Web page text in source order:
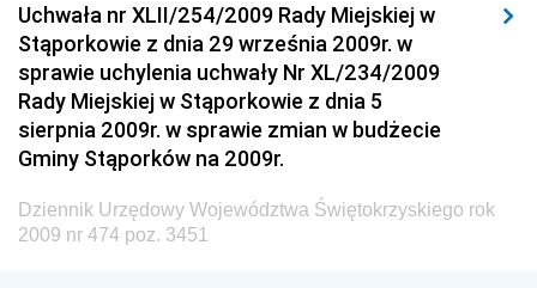
Środowiska
Dziennik Urzędowy Ministerstwa Administracji,
Gospodarki Terenowej i Ochrony Środowiska
Dziennik Urzędowy Ministerstwa Administracji i
Gospodarki Przestrzennej
Dziennik Urzędowy Unii Europejskiej, L
Dziennik Urzędowy Ministerstwa Komunikacji
Uchwała nr XLII/254/2009 Rady Miejskiej w
Stąporkowie z dnia 29 września 2009r. w
sprawie uchylenia uchwały Nr XL/234/2009
Rady Miejskiej w Stąporkowie z dnia 5
sierpnia 2009r. w sprawie zmian w budżecie
Gminy Stąporków na 2009r.
Dziennik Urzędowy Województwa Świętokrzyskiego rok
2009 nr 474 poz. 3451